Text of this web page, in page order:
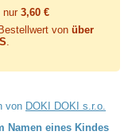
nur 3,60 €
von über
von DOKI DOKI s.r.o.
Namen eines Kindes